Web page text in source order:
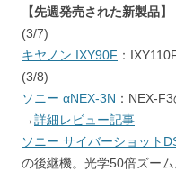
【先週発売された新製品】
(3/7)
キヤノン IXY90F ：
(3/8)
ソニー αNEX-3N ：NEX-
→詳細レビュー記事
ソニー サイバーショット
の後継機。光学50倍ズーム